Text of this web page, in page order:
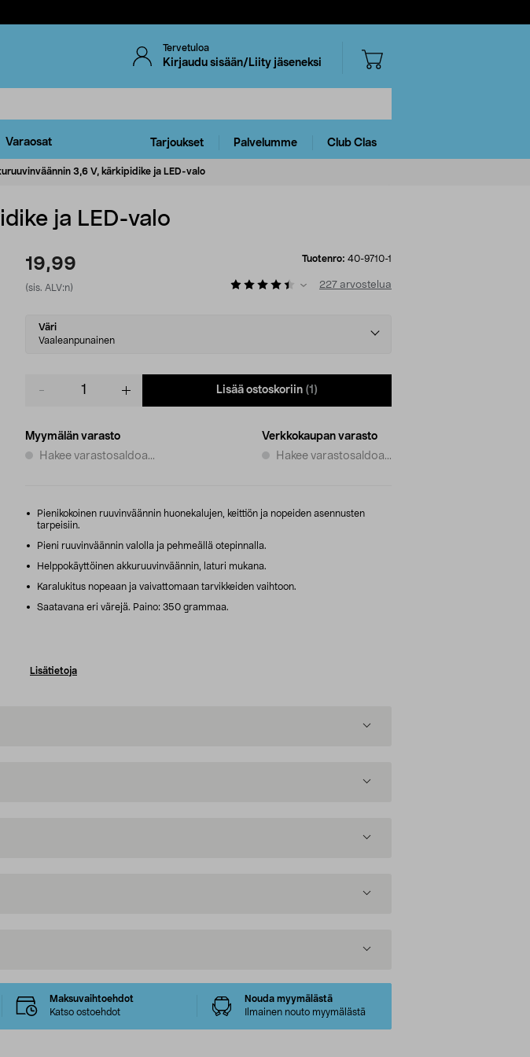
Tervetuloa
Kirjaudu sisään/Liity jäseneksi
Varaosat Tarjoukset Palvelumme Club Clas
3,6 V, kärkipidike ja LED-valo
ja LED-valo
19,99
(sis. ALV:n)
Tuotenro: 40-9710-1
227 arvostelua
Select
variant
Väri
Vaaleanpunainen
Lisää ostoskoriin (1)
Myymälän varasto
Hakee varastosaldoa...
Verkkokaupan varasto
Hakee varastosaldoa...
Pienikokoinen ruuvinväännin huonekalujen, keittiön ja nopeiden asennusten
tarpeisiin.
Pieni ruuvinväännin valolla ja pehmeällä otepinnalla.
Helppokäyttöinen akkuruuvinväännin, laturi mukana.
Karalukitus nopeaan ja vaivattomaan tarvikkeiden vaihtoon.
Saatavana eri värejä. Paino: 350 grammaa.
Lisätietoja
Maksuvaihtoehdot
Katso ostoehdot
Nouda myymälästä
Ilmainen nouto myymälästä